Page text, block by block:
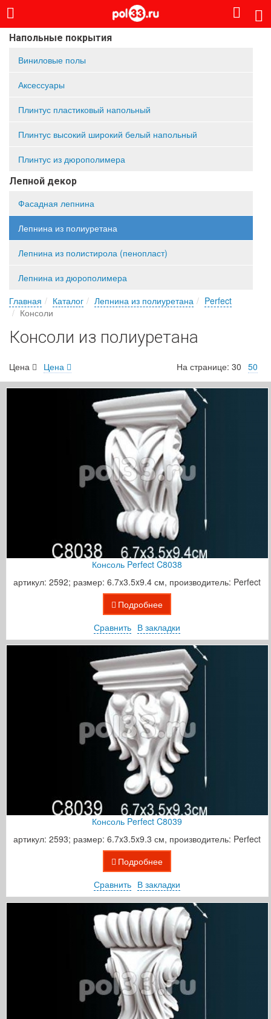
Напольные покрытия
Виниловые полы
Аксессуары
Плинтус пластиковый напольный
Плинтус высокий широкий белый напольный
Плинтус из дюрополимера
Лепной декор
Фасадная лепнина
Лепнина из полиуретана
Лепнина из полистирола (пенопласт)
Лепнина из дюрополимера
Главная
Каталог Лепнина из полиуретана
Perfect
Консоли
Консоли из полиуретана
Цена Цена На странице: 30 50
Консоль Perfect C8038
артикул: 2592; размер: 6.7x3.5x9.4 см, производитель: Perfect
Подробнее
Сравнить В закладки
Консоль Perfect C8039
артикул: 2593; размер: 6.7x3.5x9.3 см, производитель: Perfect
Подробнее
Сравнить В закладки